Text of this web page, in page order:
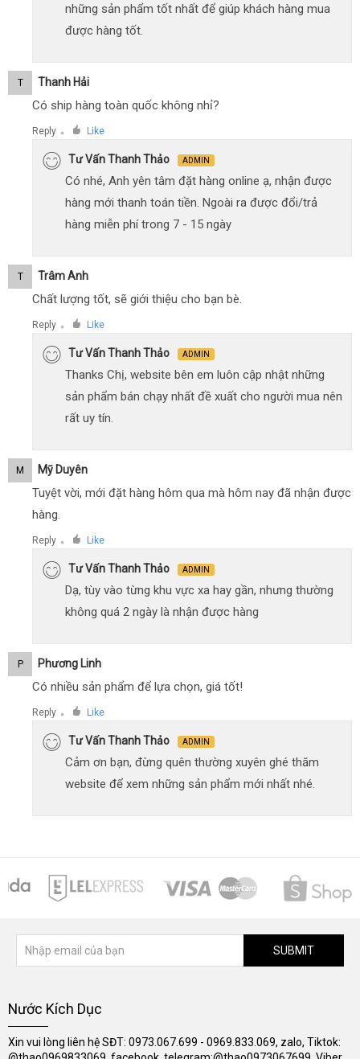
những sản phẩm tốt nhất để giúp khách hàng mua
được hàng tốt.
T Thanh Hải
Có ship hàng toàn quốc không nhỉ?
Reply ● Like
Tư Vấn Thanh Thảo ADMIN
Có nhé, Anh yên tâm đặt hàng online ạ, nhận được
hàng mới thanh toán tiền. Ngoài ra được đổi/trả
hàng miễn phí trong 7 - 15 ngày
T Trâm Anh
Chất lượng tốt, sẽ giới thiệu cho bạn bè.
Reply ● Like
Tư Vấn Thanh Thảo ADMIN
Thanks Chị, website bên em luôn cập nhật những
sản phẩm bán chạy nhất đề xuất cho người mua nên
rất uy tín.
M Mỹ Duyên
Tuyệt vời, mới đặt hàng hôm qua mà hôm nay đã nhận được
hàng.
Reply ● Like
Tư Vấn Thanh Thảo ADMIN
Dạ, tùy vào từng khu vực xa hay gần, nhưng thường
không quá 2 ngày là nhận được hàng
P Phương Linh
Có nhiều sản phẩm để lựa chọn, giá tốt!
Reply ● Like
Tư Vấn Thanh Thảo ADMIN
Cảm ơn bạn, đừng quên thường xuyên ghé thăm
website để xem những sản phẩm mới nhất nhé.
SUBMIT
Nước Kích Dục
Xin vui lòng liên hệ SĐT: 0973.067.699 - 0969.833.069, zalo, Tiktok: